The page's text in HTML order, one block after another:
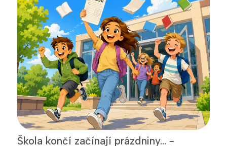
Škola končí začínají prázdniny... -